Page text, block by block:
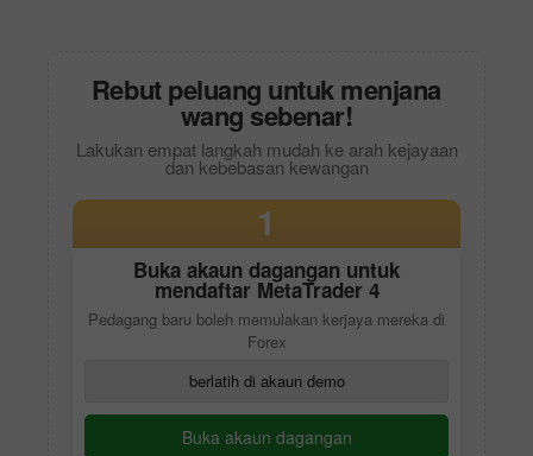
Rebut peluang untuk menjana
wang sebenar!
Lakukan empat langkah mudah ke arah kejayaan
dan kebebasan kewangan
1
Buka akaun dagangan untuk
mendaftar MetaTrader 4
Pedagang baru boleh memulakan kerjaya mereka di
Forex
berlatih di akaun demo
Buka akaun dagangan